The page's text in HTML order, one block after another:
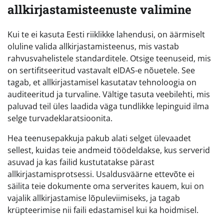
allkirjastamisteenuste valimine
Kui te ei kasuta Eesti riiklikke lahendusi, on äärmiselt
oluline valida allkirjastamisteenus, mis vastab
rahvusvahelistele standarditele. Otsige teenuseid, mis
on sertifitseeritud vastavalt eIDAS-e nõuetele. See
tagab, et allkirjastamisel kasutatav tehnoloogia on
auditeeritud ja turvaline. Vältige tasuta veebilehti, mis
paluvad teil üles laadida väga tundlikke lepinguid ilma
selge turvadeklaratsioonita.
Hea teenusepakkuja pakub alati selget ülevaadet
sellest, kuidas teie andmeid töödeldakse, kus serverid
asuvad ja kas failid kustutatakse pärast
allkirjastamisprotsessi. Usaldusväärne ettevõte ei
säilita teie dokumente oma serverites kauem, kui on
vajalik allkirjastamise lõpuleviimiseks, ja tagab
krüpteerimise nii faili edastamisel kui ka hoidmisel.